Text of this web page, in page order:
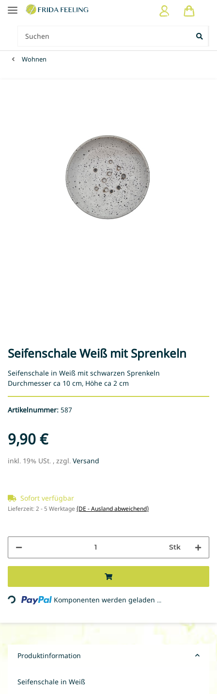
Wohnen
Seifenschale Weiß mit Sprenkeln
Seifenschale in Weiß mit schwarzen Sprenkeln
Durchmesser ca 10 cm, Höhe ca 2 cm
Artikelnummer: 587
9,90 €
inkl. 19% USt. , zzgl. Versand
Sofort verfügbar
Lieferzeit:2 - 5 Werktage (DE - Ausland abweichend)
Stk
Loading... Komponenten werden geladen ...
Produktinformation
Seifenschale in Weiß